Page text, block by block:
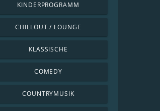
KINDERPROGRAMM
CHILLOUT / LOUNGE
KLASSISCHE
COMEDY
COUNTRYMUSIK